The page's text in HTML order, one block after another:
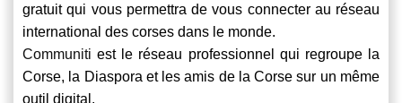
gratuit qui vous permettra de vous connecter au réseau
international des corses dans le monde.
Communiti est le réseau professionnel qui regroupe la
Corse, la Diaspora et les amis de la Corse sur un même
outil digital.